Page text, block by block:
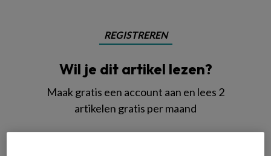
REGISTREREN
Wil je dit artikel lezen?
Maak gratis een account aan en lees 2
artikelen gratis per maand